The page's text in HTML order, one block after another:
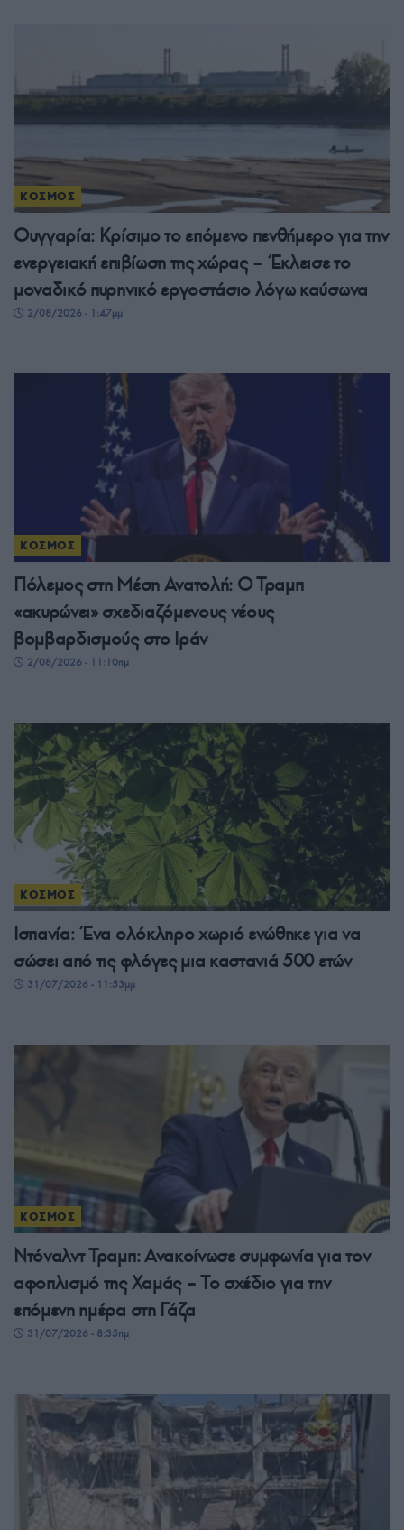
ΚΟΣΜΟΣ
Ουγγαρία: Κρίσιμο το επόμενο πενθήμερο για την
ενεργειακή επιβίωση της χώρας – Έκλεισε το
μοναδικό πυρηνικό εργοστάσιο λόγω καύσωνα
2/08/2026 - 1:47μμ
ΚΟΣΜΟΣ
Πόλεμος στη Μέση Ανατολή: Ο Τραμπ
«ακυρώνει» σχεδιαζόμενους νέους
βομβαρδισμούς στο Ιράν
2/08/2026 - 11:10πμ
ΚΟΣΜΟΣ
Ισπανία: Ένα ολόκληρο χωριό ενώθηκε για να
σώσει από τις φλόγες μια καστανιά 500 ετών
31/07/2026 - 11:53μμ
ΚΟΣΜΟΣ
Ντόναλντ Τραμπ: Ανακοίνωσε συμφωνία για τον
αφοπλισμό της Χαμάς – Το σχέδιο για την
επόμενη ημέρα στη Γάζα
31/07/2026 - 8:35πμ